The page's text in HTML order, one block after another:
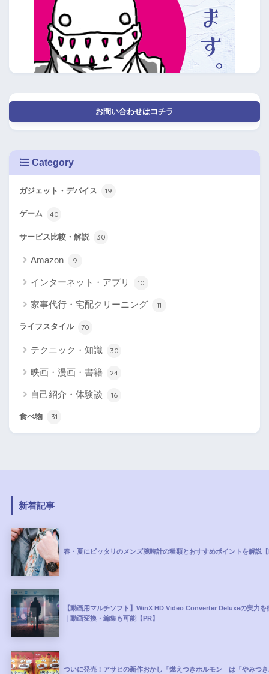
お問い合わせはコチラ
Category
ガジェット・デバイス 19
ゲーム 40
サービス比較・解説 30
Amazon 9
インターネット・アプリ 10
家事代行・宅配クリーニング 11
ライフスタイル 70
テクニック・知識 30
映画・漫画・書籍 24
自己紹介・体験談 16
食べ物 31
新着記事
春・夏にピッタリのメンズ腕時計の種類とおすすめポイントを解説
【動画用マルチソフト】WinX HD Video Converter Deluxeの実力を
｜動画変換・編集も可能【PR】
ついに発売！アサヒの新作おかし「燃えつきホルモン」は「やみつ